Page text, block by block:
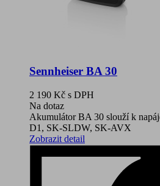
Sennheiser BA 30
2 190 Kč s DPH
Na dotaz
Akumulátor BA 30 slouží k
D1, SK-SLDW, SK-AVX
Zobrazit detail